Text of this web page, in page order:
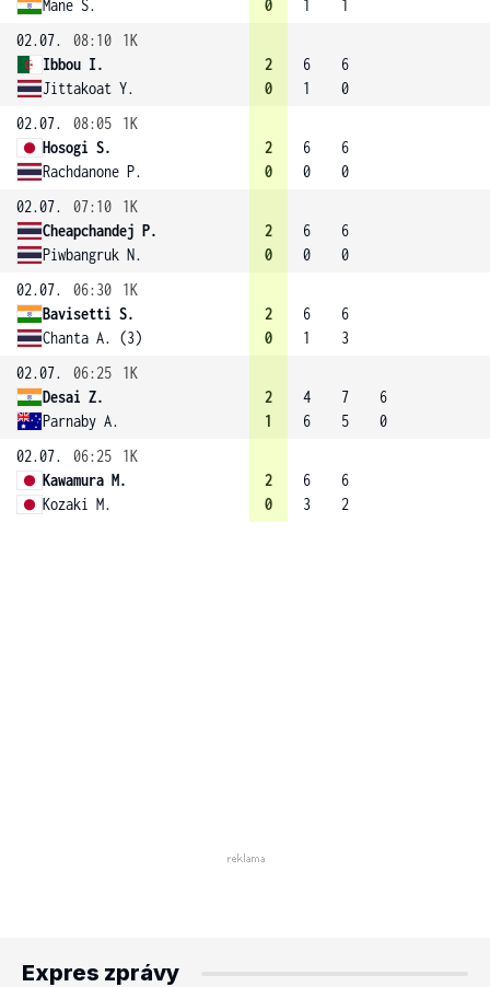
Mane S. 0 1
1
02.07.
08:10
1K
Ibbou I.
Jittakoat Y.
2
0
6
1
6
0
02.07.
08:05
1K
Hosogi S.
Rachdanone P.
2
0
6
0
6
0
02.07.
07:10
1K
Cheapchandej P.
Piwbangruk N.
2
0
6
0
6
0
02.07.
06:30
1K
Bavisetti S.
Chanta A. (3)
2
0
6
1
6
3
02.07.
06:25
1K
Desai Z.
Parnaby A.
2
1
4
6
7
5
6
0
02.07.
06:25
1K
Kawamura M.
Kozaki M.
2
0
6
3
6
2
Expres zprávy